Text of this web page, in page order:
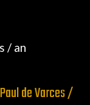
/ an
de Varces /